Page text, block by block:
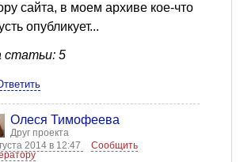
сайта, в моем архиве кое-что
опубликует...
статьи: 5
Олеся Тимофеева
Друг проекта
2014 в 12:47
Сообщить